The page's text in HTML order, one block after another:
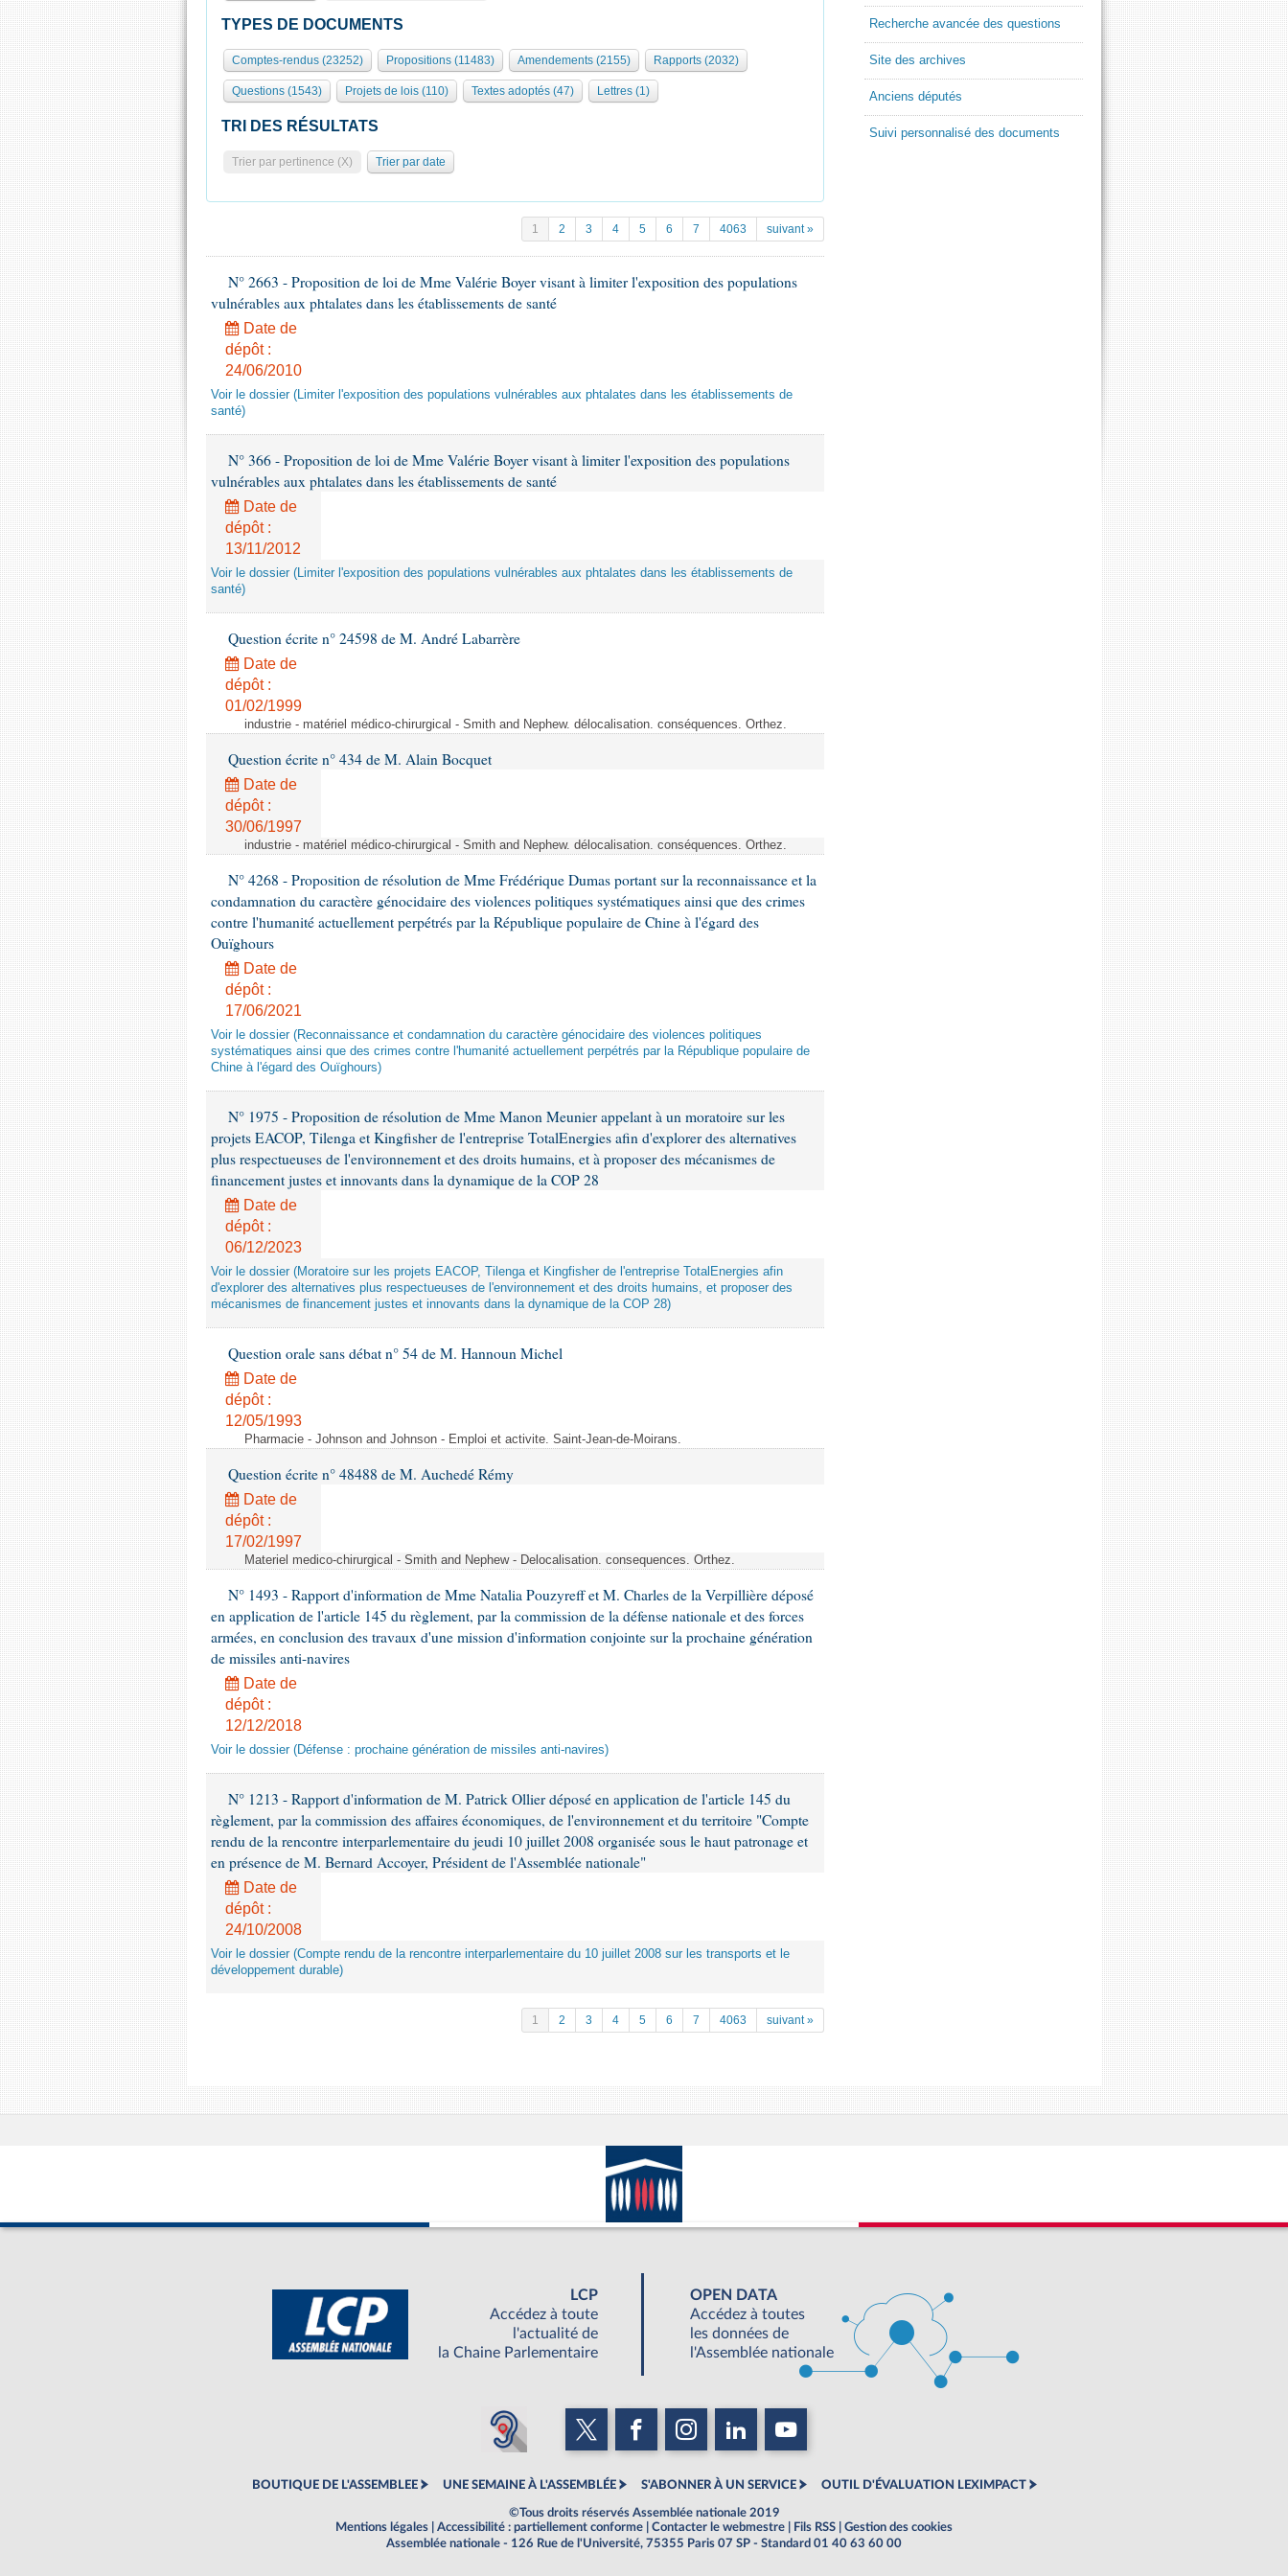
TYPES DE DOCUMENTS
Comptes-rendus (23252) Propositions (11483) Amendements (2155) Rapports (2032)
Questions (1543) Projets de lois (110) Textes adoptés (47) Lettres (1)
TRI DES RÉSULTATS
Trier par pertinence (X) Trier par date
1 2 3 4 5 6 7 4063 suivant »
N° 2663 - Proposition de loi de Mme Valérie Boyer visant à limiter l'exposition des populations
vulnérables aux phtalates dans les établissements de santé
Date de
dépôt :
24/06/2010
Voir le dossier (Limiter l'exposition des populations vulnérables aux phtalates dans les établissements de
santé)
N° 366 - Proposition de loi de Mme Valérie Boyer visant à limiter l'exposition des populations
vulnérables aux phtalates dans les établissements de santé
Date de
dépôt :
13/11/2012
Voir le dossier (Limiter l'exposition des populations vulnérables aux phtalates dans les établissements de
santé)
Question écrite n° 24598 de M. André Labarrère
Date de
dépôt :
01/02/1999
industrie - matériel médico-chirurgical - Smith and Nephew. délocalisation. conséquences. Orthez.
Question écrite n° 434 de M. Alain Bocquet
Date de
dépôt :
30/06/1997
industrie - matériel médico-chirurgical - Smith and Nephew. délocalisation. conséquences. Orthez.
N° 4268 - Proposition de résolution de Mme Frédérique Dumas portant sur la reconnaissance et la
condamnation du caractère génocidaire des violences politiques systématiques ainsi que des crimes
contre l'humanité actuellement perpétrés par la République populaire de Chine à l'égard des
Ouïghours
Date de
dépôt :
17/06/2021
Voir le dossier (Reconnaissance et condamnation du caractère génocidaire des violences politiques
systématiques ainsi que des crimes contre l'humanité actuellement perpétrés par la République populaire de
Chine à l'égard des Ouïghours)
N° 1975 - Proposition de résolution de Mme Manon Meunier appelant à un moratoire sur les
projets EACOP, Tilenga et Kingfisher de l'entreprise TotalEnergies afin d'explorer des alternatives
plus respectueuses de l'environnement et des droits humains, et à proposer des mécanismes de
financement justes et innovants dans la dynamique de la COP 28
Date de
dépôt :
06/12/2023
Voir le dossier (Moratoire sur les projets EACOP, Tilenga et Kingfisher de l'entreprise TotalEnergies afin
d'explorer des alternatives plus respectueuses de l'environnement et des droits humains, et proposer des
mécanismes de financement justes et innovants dans la dynamique de la COP 28)
Question orale sans débat n° 54 de M. Hannoun Michel
Date de
dépôt :
12/05/1993
Pharmacie - Johnson and Johnson - Emploi et activite. Saint-Jean-de-Moirans.
Question écrite n° 48488 de M. Auchedé Rémy
Date de
dépôt :
17/02/1997
Materiel medico-chirurgical - Smith and Nephew - Delocalisation. consequences. Orthez.
N° 1493 - Rapport d'information de Mme Natalia Pouzyreff et M. Charles de la Verpillière déposé
en application de l'article 145 du règlement, par la commission de la défense nationale et des forces
armées, en conclusion des travaux d'une mission d'information conjointe sur la prochaine génération
de missiles anti-navires
Date de
dépôt :
12/12/2018
Voir le dossier (Défense : prochaine génération de missiles anti-navires)
N° 1213 - Rapport d'information de M. Patrick Ollier déposé en application de l'article 145 du
règlement, par la commission des affaires économiques, de l'environnement et du territoire "Compte
rendu de la rencontre interparlementaire du jeudi 10 juillet 2008 organisée sous le haut patronage et
en présence de M. Bernard Accoyer, Président de l'Assemblée nationale"
Date de
dépôt :
24/10/2008
Voir le dossier (Compte rendu de la rencontre interparlementaire du 10 juillet 2008 sur les transports et le
développement durable)
1 2 3 4 5 6 7 4063 suivant »
Recherche avancée des questions
Site des archives
Anciens députés
Suivi personnalisé des documents
LCP
Accédez à toute
l'actualité de
la Chaine Parlementaire
OPEN DATA
Accédez à toutes
les données de
l'Assemblée nationale
BOUTIQUE DE L'ASSEMBLEE UNE SEMAINE À L'ASSEMBLÉE S'ABONNER À UN SERVICE OUTIL D'ÉVALUATION LEXIMPACT
©Tous droits réservés Assemblée nationale 2019
Mentions légales
Accessibilité : partiellement conforme Contacter le webmestre Fils RSS
Gestion des cookies
Assemblée nationale - 126 Rue de l'Université, 75355 Paris 07 SP - Standard 01 40 63 60 00